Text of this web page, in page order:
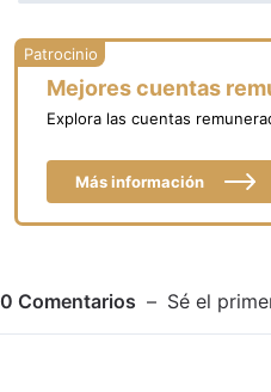
Mejores cuentas
Explora las cuentas
Más información
0 Comentarios Sé el